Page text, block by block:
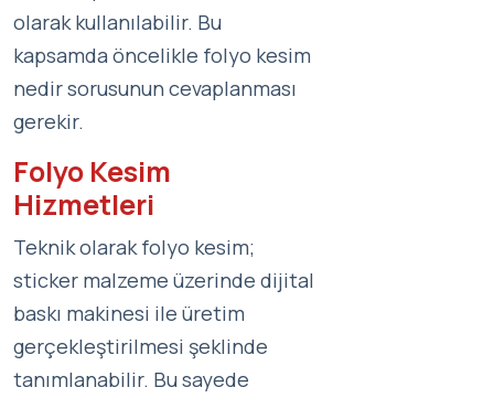
olarak kullanılabilir. Bu
kapsamda öncelikle folyo kesim
nedir sorusunun cevaplanması
gerekir.
Folyo Kesim
Hizmetleri
Teknik olarak folyo kesim;
sticker malzeme üzerinde dijital
baskı makinesi ile üretim
gerçekleştirilmesi şeklinde
tanımlanabilir. Bu sayede